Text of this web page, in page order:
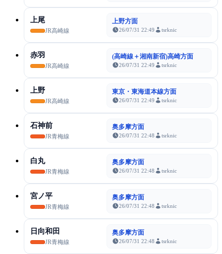
上尾
JR高崎線
上野方面
26/07/31 22:49 tsrknic
赤羽
JR高崎線
(高崎線＋湘南新宿)高崎方面
26/07/31 22:49 tsrknic
上野
JR高崎線
東京・東海道本線方面
26/07/31 22:49 tsrknic
石神前
JR青梅線
奥多摩方面
26/07/31 22:48 tsrknic
白丸
JR青梅線
奥多摩方面
26/07/31 22:48 tsrknic
宮ノ平
JR青梅線
奥多摩方面
26/07/31 22:48 tsrknic
日向和田
JR青梅線
奥多摩方面
26/07/31 22:48 tsrknic